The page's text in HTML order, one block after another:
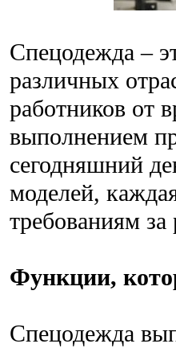
Спецодежда –
различных
работников от
выполнением
сегодняшний
моделей,
требованиям
Функции,
Спецодежда